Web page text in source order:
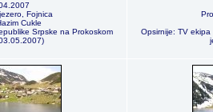
Fojnica
Cukle
Srpske na Prokoskom
Opsirnije: TV